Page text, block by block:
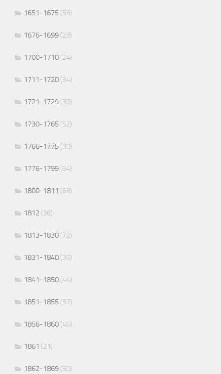
1651-1675 (53)
1676-1699 (23)
1700-1710 (24)
1711-1720 (34)
1721-1729 (30)
1730-1765 (52)
1766-1775 (30)
1776-1799 (64)
1800-1811 (63)
1812 (36)
1813-1830 (72)
1831-1840 (36)
1841-1850 (44)
1851-1855 (37)
1856-1860 (46)
1861 (21)
1862-1869 (50)